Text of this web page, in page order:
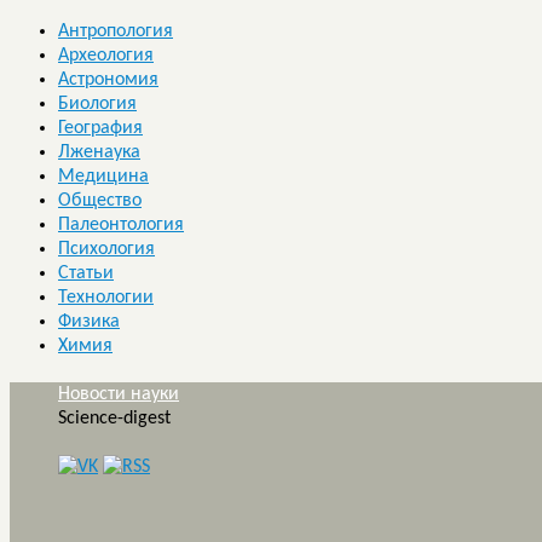
Антропология
Археология
Астрономия
Биология
География
Лженаука
Медицина
Общество
Палеонтология
Психология
Статьи
Технологии
Физика
Химия
Новости науки
Science-digest